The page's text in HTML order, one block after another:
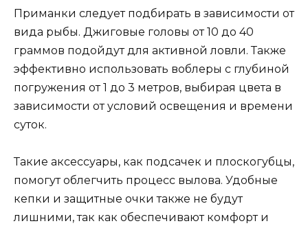
Приманки следует подбирать в зависимости от
вида рыбы. Джиговые головы от 10 до 40
граммов подойдут для активной ловли. Также
эффективно использовать воблеры с глубиной
погружения от 1 до 3 метров, выбирая цвета в
зависимости от условий освещения и времени
суток.
Такие аксессуары, как подсачек и плоскогубцы,
помогут облегчить процесс вылова. Удобные
кепки и защитные очки также не будут
лишними, так как обеспечивают комфорт и